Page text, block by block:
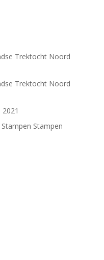
Trektocht Noord
Trektocht Noord
Stampen